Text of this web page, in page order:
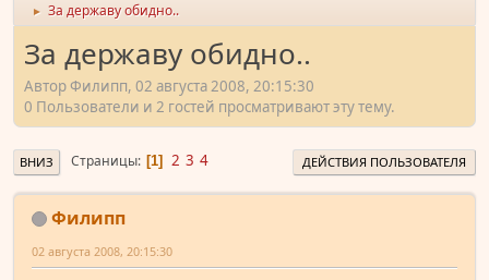
► За державу обидно..
За державу обидно..
Автор Филипп, 02 августа 2008, 20:15:30
0 Пользователи и 2 гостей просматривают эту тему.
ВНИЗ Страницы 1 2 3 4 ДЕЙСТВИЯ ПОЛЬЗОВАТЕЛЯ
Филипп
02 августа 2008, 20:15:30